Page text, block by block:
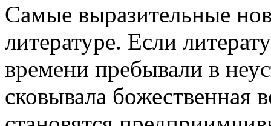
Самые выразительные
литературе. Если
времени пребывали в
сковывала божественная